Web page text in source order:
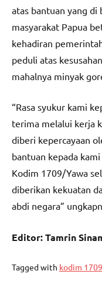
atas bantuan yang di
masyarakat Papua
kehadiran
peduli atas
mahalnya minyak
“Rasa syukur kami
terima melalui kerja
diberi kepercayaan
bantuan kepada
Kodim 1709/Yawa
diberikan kekuatan
abdi negara”
Editor: Tamrin
Tagged with kodim 1709